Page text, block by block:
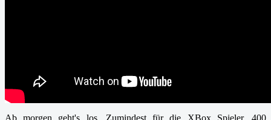
Ab morgen geht's los. Zumindest für die XBox Spieler. 400